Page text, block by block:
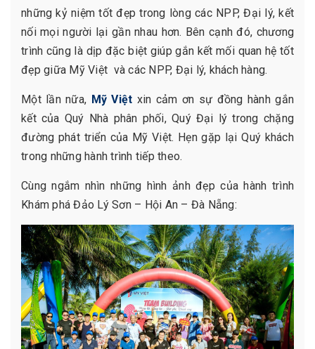
những kỷ niệm tốt đẹp trong lòng các NPP, Đại lý, kết
nối mọi người lại gần nhau hơn. Bên cạnh đó, chương
trình cũng là dịp đặc biệt giúp gắn kết mối quan hệ tốt
đẹp giữa Mỹ Việt và các NPP, Đại lý, khách hàng.
Một lần nữa, Mỹ Việt xin cảm ơn sự đồng hành gắn
kết của Quý Nhà phân phối, Quý Đại lý trong chặng
đường phát triển của Mỹ Việt. Hẹn gặp lại Quý khách
trong những hành trình tiếp theo.
Cùng ngắm nhìn những hình ảnh đẹp của hành trình
Khám phá Đảo Lý Sơn – Hội An – Đà Nẵng: